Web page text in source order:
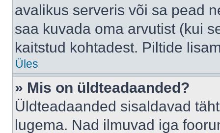
avalikus serveris või sa pead
saa kuvada oma arvutist (kui
kaitstud kohtadest. Piltide
Üles
» Mis on üldteadaanded?
Üldteadaanded sisaldavad
lugema. Nad ilmuvad iga